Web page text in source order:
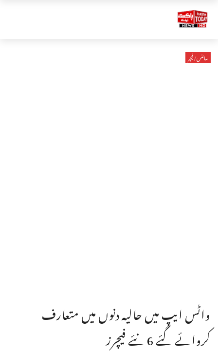
سائنس/فیچر
واٹس ایپ میں حالیہ دنوں میں متعارف
کروائے گئے 6 نئے فیچرز